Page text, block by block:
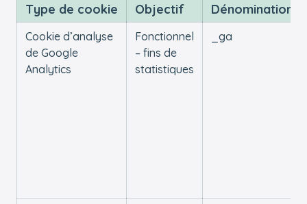
Type de cookie
Objectif Dénomination
Cookie d’analyse
de Google
Analytics
Fonctionnel
– fins de
statistiques
_ga